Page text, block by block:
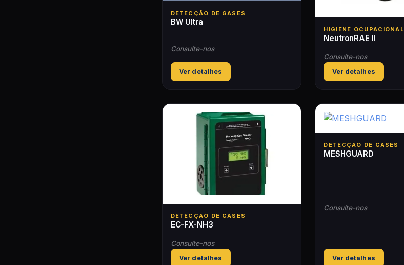
DETECÇÃO DE GASES
BW Ultra
Consulte-nos
Ver detalhes
HIGIENE OCUPACIONAL
NeutronRAE II
Consulte-nos
Ver detalhes
DETECÇÃO DE GASES
EC-FX-NH3
Consulte-nos
Ver detalhes
DETECÇÃO DE GASES
MESHGUARD
Consulte-nos
Ver detalhes